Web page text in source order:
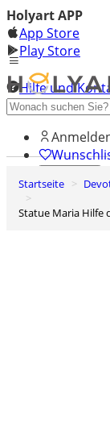
Holyart APP
App Store
Play Store
Hilfe und
Entdecken Sie
0
Startseite
Statue Maria